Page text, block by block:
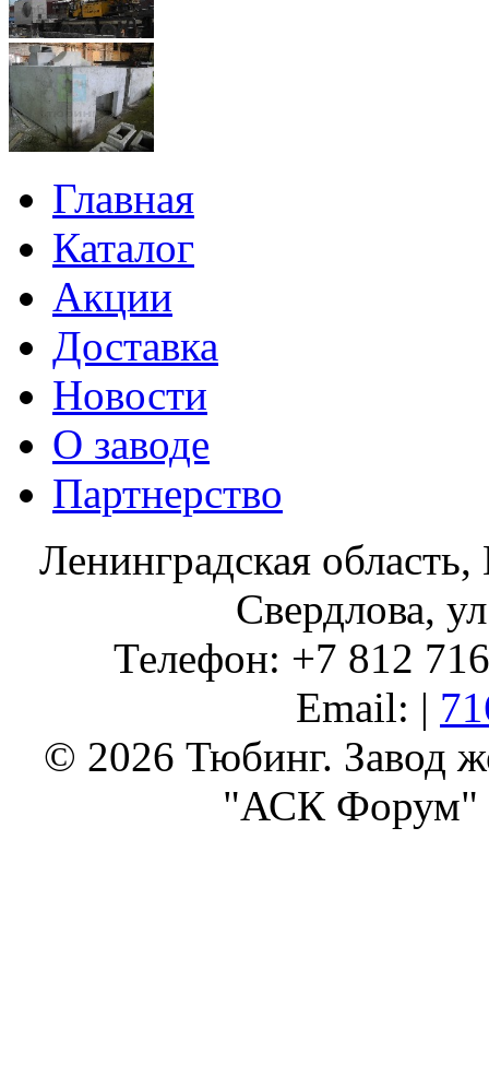
Главная
Каталог
Акции
Доставка
Новости
О заводе
Партнерство
Ленинградская
Свердлова,
Телефон: +7 812
Email: |
© 2026 Тюбинг. Завод
"АСК Форум"